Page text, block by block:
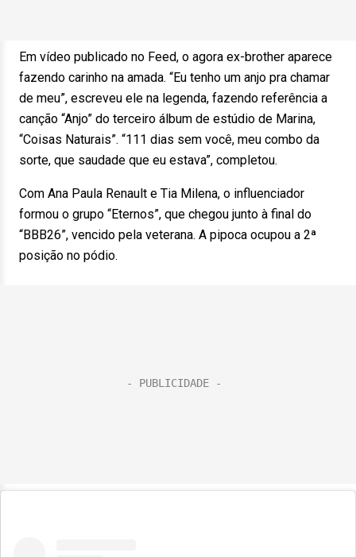
Em vídeo publicado no Feed, o agora ex-brother aparece
fazendo carinho na amada. “Eu tenho um anjo pra chamar
de meu”, escreveu ele na legenda, fazendo referência a
canção “Anjo” do terceiro álbum de estúdio de Marina,
“Coisas Naturais”. “111 dias sem você, meu combo da
sorte, que saudade que eu estava”, completou.
Com Ana Paula Renault e Tia Milena, o influenciador
formou o grupo “Eternos”, que chegou junto à final do
“BBB26”, vencido pela veterana. A pipoca ocupou a 2ª
posição no pódio.